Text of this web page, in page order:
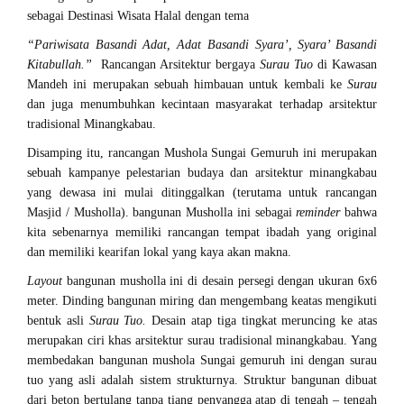
sebagai Destinasi Wisata Halal dengan tema
“Pariwisata Basandi Adat, Adat Basandi Syara’, Syara’ Basandi
Kitabullah.” Rancangan Arsitektur bergaya Surau Tuo di Kawasan
Mandeh ini merupakan sebuah himbauan untuk kembali keSurau
dan juga menumbuhkan kecintaan masyarakat terhadap arsitektur
tradisional Minangkabau.
Disamping itu, rancangan Mushola Sungai Gemuruh ini merupakan
sebuah kampanye pelestarian budaya dan arsitektur minangkabau
yang dewasa ini mulai ditinggalkan (terutama untuk rancangan
Masjid / Musholla). bangunan Musholla ini sebagaireminderbahwa
kita sebenarnya memiliki rancangan tempat ibadah yang original
dan memiliki kearifan lokal yang kaya akan makna.
Layout bangunan musholla ini di desain persegi dengan ukuran 6x6
meter. Dinding bangunan miring dan mengembang keatas mengikuti
bentuk asli Surau Tuo.Desain atap tiga tingkat meruncing ke atas
merupakan ciri khas arsitektur surau tradisional minangkabau. Yang
membedakan bangunan mushola Sungai gemuruh ini dengan surau
tuo yang asli adalah sistem strukturnya. Struktur bangunan dibuat
dari beton bertulang tanpa tiang penyangga atap di tengah – tengah